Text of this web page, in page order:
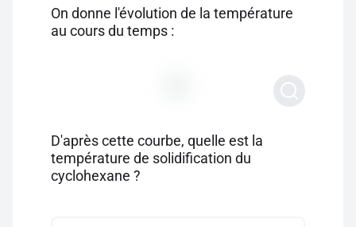
On donne l'évolution de la température
au cours du temps :
D'après cette courbe, quelle est la
température de solidification du
cyclohexane ?